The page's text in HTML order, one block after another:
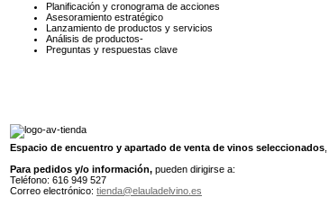
Planificación y cronograma de acciones
Asesoramiento estratégico
Lanzamiento de productos y servicios
Análisis de productos-
Preguntas y respuestas clave
Espacio de encuentro y apartado de venta de vinos seleccionados
Para pedidos y/o información, pueden dirigirse a:
Teléfono: 616 949 527
Correo electrónico: tienda@elauladelvino.es